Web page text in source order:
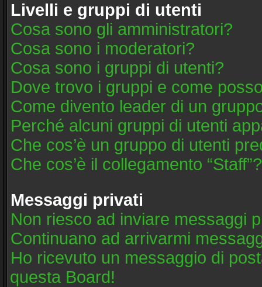
Livelli e gruppi di utenti
Cosa sono gli amministratori?
Cosa sono i moderatori?
Cosa sono i gruppi di utenti?
Dove trovo i gruppi e come
Come divento leader di un
Perché alcuni gruppi di utenti
Che cos’è un gruppo di utenti
Che cos’è il collegamento “Staff”?
Messaggi privati
Non riesco ad inviare messaggi
Continuano ad arrivarmi
Ho ricevuto un messaggio di
questa Board!